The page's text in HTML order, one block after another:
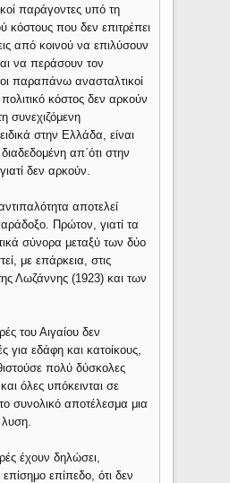
παράγοντες υπό τη
κόστους που δεν επιτρέπει
από κοινού να επιλύσουν
να περάσουν τον
παραπάνω ανασταλτικοί
κόστος δεν αρκούν
συνεχιζόμενη
στην Ελλάδα, είναι
απ΄ότι στην
δεν αρκούν.
αποτελεί
Πρώτον, γιατί τα
σύνορα μεταξύ των δύο
με επάρκεια, στις
Λωζάννης (1923) και των
του Αιγαίου δεν
για εδάφη και κατοίκους,
πολύ δύσκολες
όλες υπόκεινται σε
συνολικό αποτέλεσμα μια
έχουν δηλώσει,
επίπεδο, ότι δεν